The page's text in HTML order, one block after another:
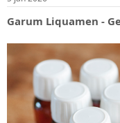
s
t
r
m
Garum Liquamen -